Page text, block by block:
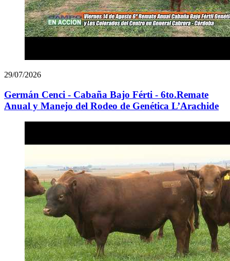
29/07/2026
Germán Cenci - Cabaña Bajo Férti - 6to.Remate
Anual y Manejo del Rodeo de Genética L’Arachide